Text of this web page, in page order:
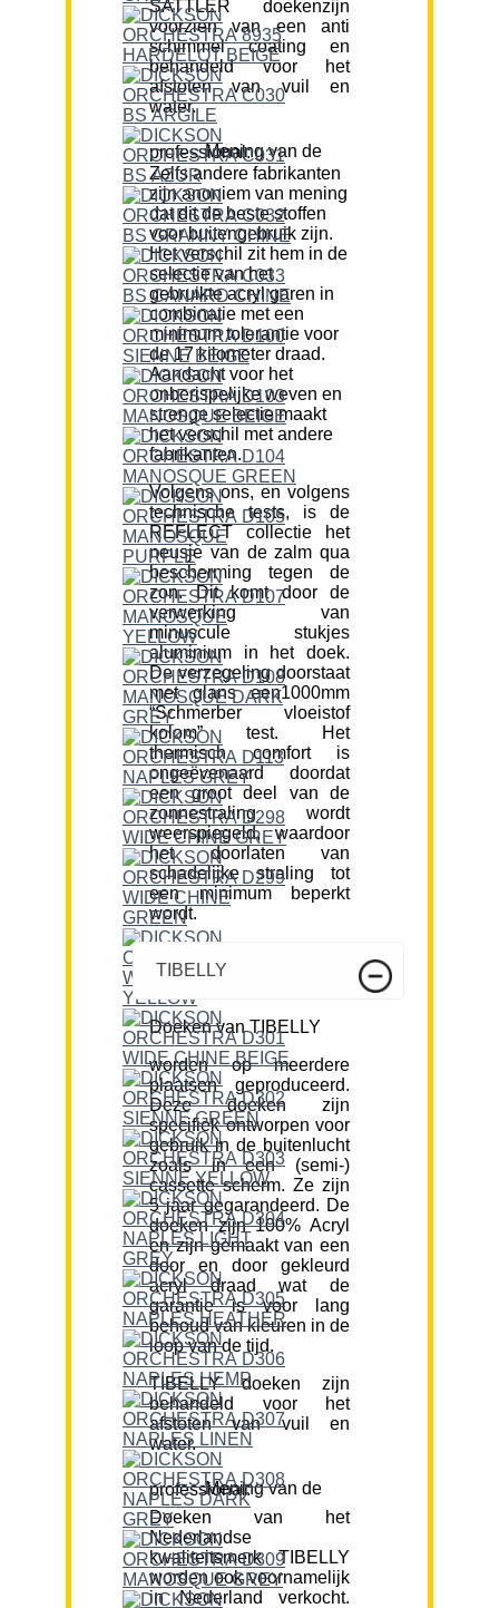
SATTLER doekenzijn
voorzien van een anti
schimmel coating en
behandeld voor het
afstoten van vuil en
water.
Mening van de professional:
Zelfs andere fabrikanten
zijn anoniem van mening
dat dit de beste stoffen
voor buitengebruik zijn.
Het verschil zit hem in de
selectie van het
gebruikte acryl garen in
combinatie met een
minimum tolerantie voor
de 17 kilometer draad.
Aandacht voor het
onberispelijke weven en
strenge selectie maakt
het verschil met andere
fabrikanten.
Volgens ons, en volgens
technische tests, is de
REFLECT collectie het
neusje van de zalm qua
bescherming tegen de
zon. Dit komt door de
verwerking van
minuscule stukjes
aluminium in het doek.
De verzegeling doorstaat
met glans een1000mm
“Schmerber vloeistof
kolom” test. Het
thermisch comfort is
ongeëvenaard doordat
een groot deel van de
zonnestraling wordt
weerspiegeld, waardoor
het doorlaten van
schadelijke straling tot
een minimum beperkt
wordt.
TIBELLY
Doeken van TIBELLY
worden op meerdere
plaatsen geproduceerd.
Deze doeken zijn
specifiek ontworpen voor
gebruik in de buitenlucht
zoals in een (semi-)
cassette scherm. Ze zijn
5 jaar gegarandeerd. De
doeken zijn 100% Acryl
en zijn gemaakt van een
door en door gekleurd
acryl draad wat de
garantie is voor lang
behoud van kleuren in de
loop van de tijd.
TIBELLY doeken zijn
behandeld voor het
afstoten van vuil en
water.
Mening van de professional:
Doeken van het
Nederlandse
kwaliteitsmerk TIBELLY
worden ook voornamelijk
in Nederland verkocht.